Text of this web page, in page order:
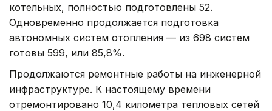
котельных, полностью подготовлены 52.
Одновременно продолжается подготовка
автономных систем отопления — из 698 систем
готовы 599, или 85,8%.
Продолжаются ремонтные работы на инженерной
инфраструктуре. К настоящему времени
отремонтировано 10,4 километра тепловых сетей